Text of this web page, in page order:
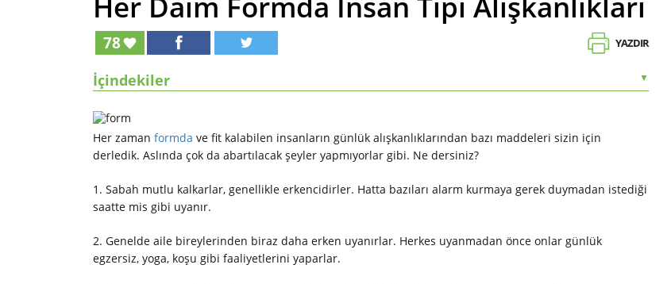
78 YAZDIR
İçindekiler ▼
Her zaman formda ve fit kalabilen insanların günlük alışkanlıklarından bazı maddeleri sizin için
derledik. Aslında çok da abartılacak şeyler yapmıyorlar gibi. Ne dersiniz?
1. Sabah mutlu kalkarlar, genellikle erkencidirler. Hatta bazıları alarm kurmaya gerek duymadan istediği
saatte mis gibi uyanır.
2. Genelde aile bireylerinden biraz daha erken uyanırlar. Herkes uyanmadan önce onlar günlük
egzersiz, yoga, koşu gibi faaliyetlerini yaparlar.